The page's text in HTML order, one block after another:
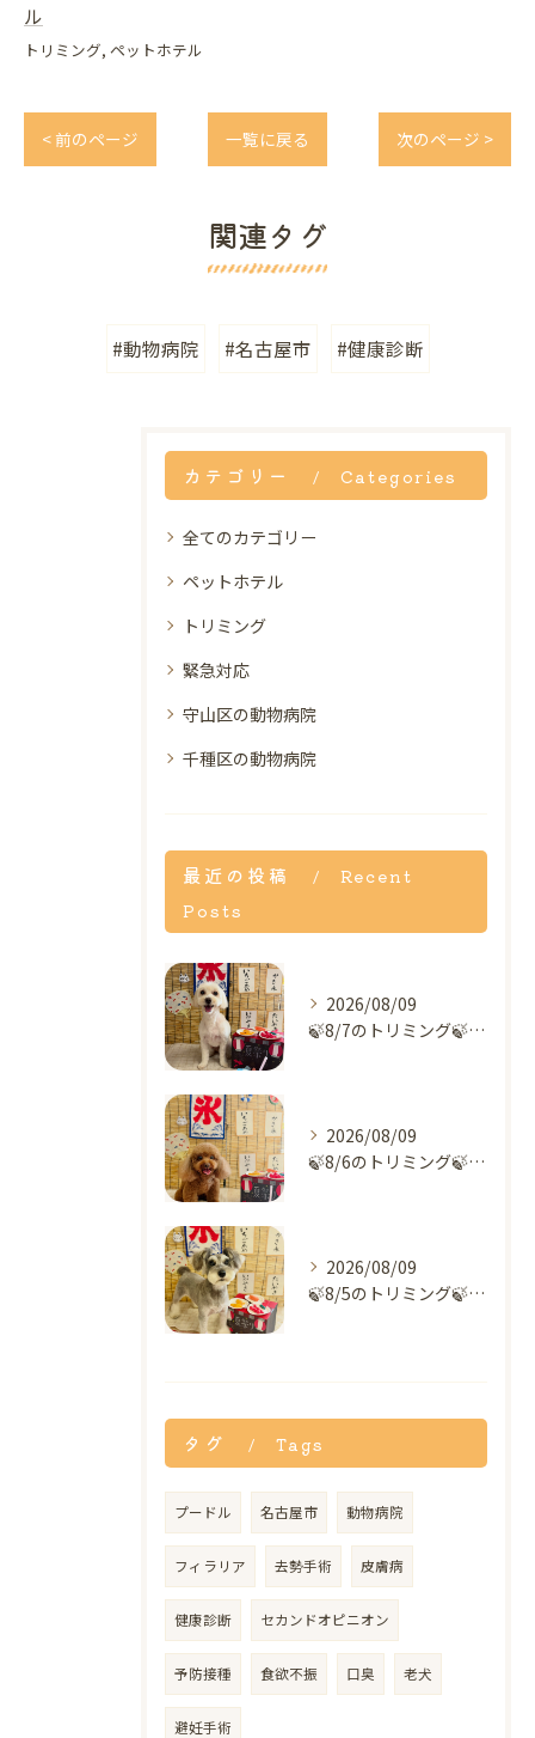
ル
トリミング ペットホテル
< 前のページ 一覧に戻る 次のページ >
関連タグ
#動物病院 #名古屋市 #健康診断
カテゴリー Categories
全てのカテゴリー
ペットホテル
トリミング
緊急対応
守山区の動物病院
千種区の動物病院
最近の投稿
Recent
Posts
2026/08/09
🍃8/7のトリミング🍃ミックス犬🐶｜名東区・千種区・守山区の...
2026/08/09
🍃8/6のトリミング🍃プードル🐶｜名東区・千種区・守山区の動...
2026/08/09
🍃8/5のトリミング🍃シュナウザー🐶｜名東区・千種区・守山区...
タグ Tags
プードル 名古屋市 動物病院
フィラリア 去勢手術 皮膚病
健康診断 セカンドオピニオン
予防接種 食欲不振 口臭 老犬
避妊手術